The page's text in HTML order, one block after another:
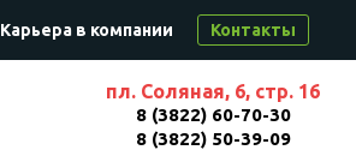
Карьера в компании Контакты
пл. Соляная, 6, стр. 16
8 (3822) 60-70-30
8 (3822) 50-39-09